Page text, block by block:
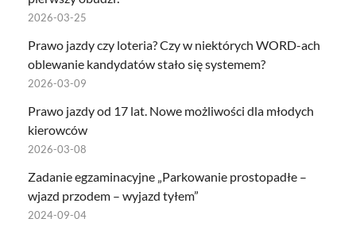
2026-03-25
Prawo jazdy czy loteria? Czy w niektórych WORD-ach
oblewanie kandydatów stało się systemem?
2026-03-09
Prawo jazdy od 17 lat. Nowe możliwości dla młodych
kierowców
2026-03-08
Zadanie egzaminacyjne „Parkowanie prostopadłe –
wjazd przodem – wyjazd tyłem”
2024-09-04